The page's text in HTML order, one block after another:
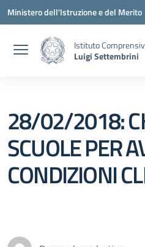
Vai ai contenuti
Vai al menu di navigazione
Vai al footer
Ministero dell'Istruzione e del Merito
Istituto
Luigi Settembrini
28/02/2018:
SCUOLE PER
CONDIZIONI